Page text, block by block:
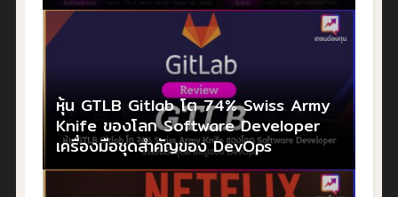
หุ้น GTLB Gitlab โต 74% Swiss Army
Knife ของโลก Software Developer
เครื่องมือชุดสำคัญของ DevOps